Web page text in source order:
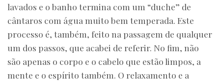
lavados e o banho termina com um “duche” de
cântaros com água muito bem temperada. Este
processo é, também, feito na passagem de qualquer
um dos passos, que acabei de referir. No fim, não
são apenas o corpo e o cabelo que estão limpos, a
mente e o espírito também. O relaxamento e a